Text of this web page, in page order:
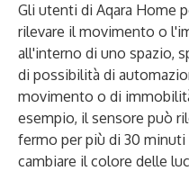
Gli utenti di Aqara Home
rilevare il movimento o
all'interno di uno spazio,
di possibilità di
movimento o di
esempio, il sensore può
fermo per più di 30
cambiare il colore delle